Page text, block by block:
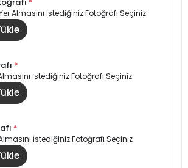
Almasını İstediğiniz Fotoğrafı Seçiniz
*
İstediğiniz Fotoğrafı Seçiniz
*
İstediğiniz Fotoğrafı Seçiniz